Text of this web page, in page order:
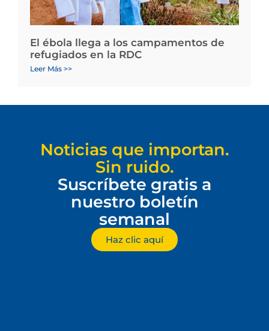
El ébola llega a los campamentos de
refugiados en la RDC
Leer Más >>
Noticias que importan.
Sin ruido.
Suscríbete gratis a
nuestro boletín
semanal
Haz clic aquí